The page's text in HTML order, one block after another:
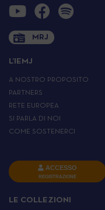
MRJ
L’IEMJ
A NOSTRO PROPOSITO
PARTNERS
RETE EUROPEA
SI PARLA DI NOI
COME SOSTENERCI
ACCESSO
REGISTRAZIONE
LE COLLEZIONI